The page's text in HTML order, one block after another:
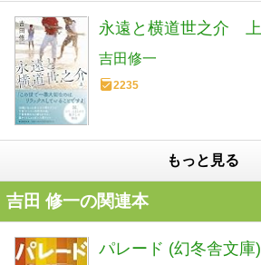
永遠と横道世之介 上
吉田修一
2235
もっと見る
吉田 修一の関連本
パレード (幻冬舎文庫)